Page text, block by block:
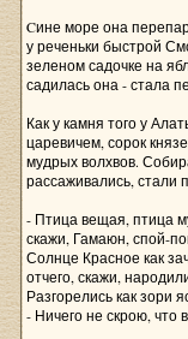
Cине море она
у реченьки быстрой
зеленом садочке на
садилась она - стала
Как у камня того у
царевичем, сорок
мудрых волхвов.
рассаживались, стали
- Птица вещая, птица
скажи, Гамаюн, спой-
Солнце Красное как
отчего, скажи,
Разгорелись как зори
- Ничего не скрою, что